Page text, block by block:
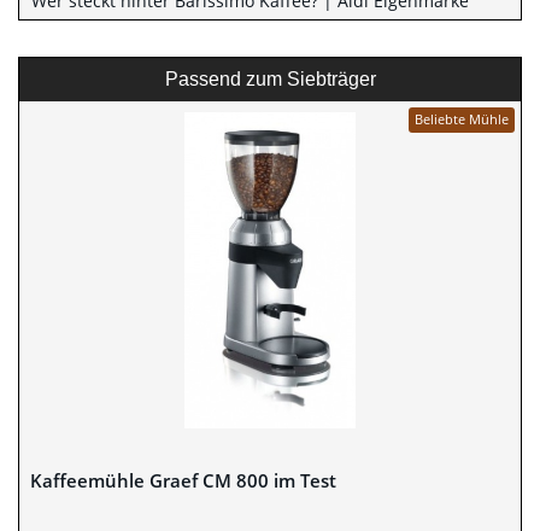
Passend zum Siebträger
Beliebte Mühle
Kaffeemühle Graef CM 800 im Test